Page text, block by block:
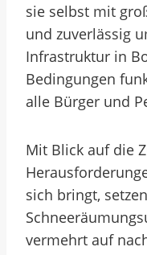
sie selbst mit
und zuverlässig
Infrastruktur in
Bedingungen
alle Bürger und
Mit Blick auf die
sich bringt,
vermehrt auf